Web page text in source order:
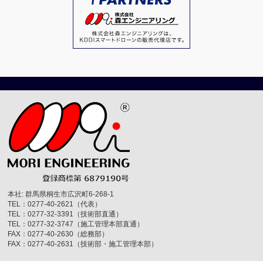
本社: 群馬県桐生市広沢町6-268-1
TEL：0277-40-2621（代表）
TEL：0277-32-3391（技術部直通）
TEL：0277-32-3747（施工管理本部直通）
FAX：0277-40-2630（総務部）
FAX：0277-40-2631（技術部・施工管理本部）